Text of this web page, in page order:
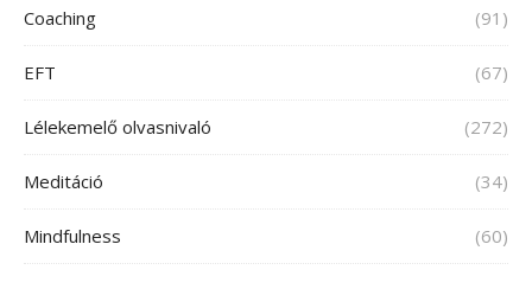
Coaching (91)
EFT (67)
Lélekemelő olvasnivaló (272)
Meditáció (34)
Mindfulness (60)